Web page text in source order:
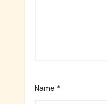
Name *